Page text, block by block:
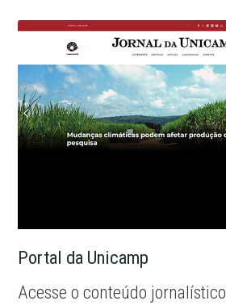
Portal da Unicamp
Acesse o conteúdo jornalístico